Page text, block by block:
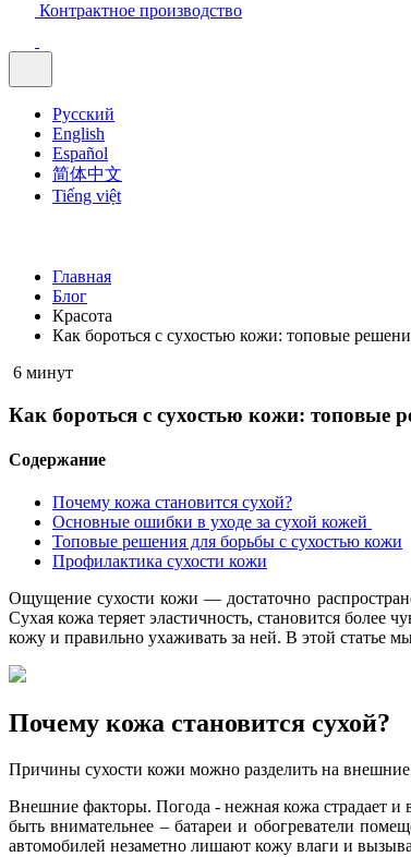
Контрактное производство
Русский
English
Español
简体中文
Tiếng việt
Главная
Блог
Красота
Как бороться с сухостью кожи: топовые
6 минут
Как бороться с сухостью кожи: топовые
Содержание
Почему кожа становится сухой?
Основные ошибки в уходе за сухой кожей
Топовые решения для борьбы с сухостью кожи
Профилактика сухости кожи
Ощущение сухости кожи — достаточно
Сухая кожа теряет эластичность, становится
кожу и правильно ухаживать за ней. В этой статье
Почему кожа становится сухой?
Причины сухости кожи можно разделить на
Внешние факторы. Погода - нежная кожа страдает и
быть внимательнее – батареи и обогреватели
автомобилей незаметно лишают кожу влаги и